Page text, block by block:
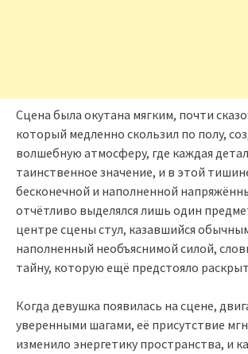
Сцена была окутана мягким, почти
который медленно скользил по полу,
волшебную атмосферу, где каждая
таинственное значение, и в этой
бесконечной и наполненной
отчётливо выделялся лишь один
центре сцены стул, казавшийся
наполненный необъяснимой силой,
тайну, которую ещё предстояло
Когда девушка появилась на сцене,
уверенными шагами, её присутствие
изменило энергетику пространства, и